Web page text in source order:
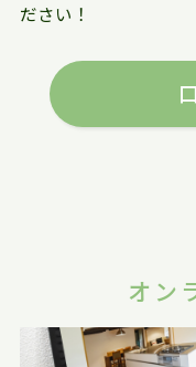
ださい！
オン